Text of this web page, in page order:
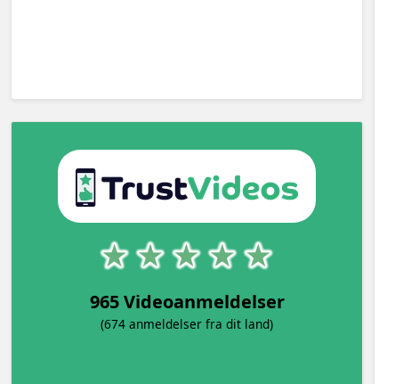
965 Videoanmeldelser
(674 anmeldelser fra dit land)